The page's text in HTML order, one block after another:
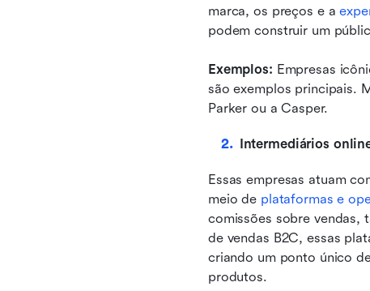
marca, os preços e a
podem construir um
Exemplos: Empresas
são exemplos principais.
Parker ou a Casper.
Intermediários
Essas empresas atuam
meio de plataformas e
comissões sobre vendas,
de vendas B2C, essas
criando um ponto único
produtos.